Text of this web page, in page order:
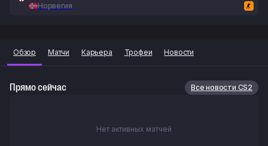
Норвегия
Обзор Матчи Карьера Трофеи Новости
Прямо сейчас Все новости CS2
Нет активных матчей